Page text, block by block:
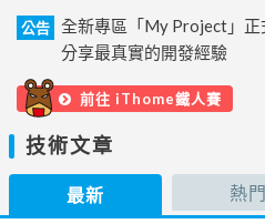
公告
全新專區「My Project」正
分享最真實的開發經驗
前往 iThome鐵人賽
技術文章
最新 熱門